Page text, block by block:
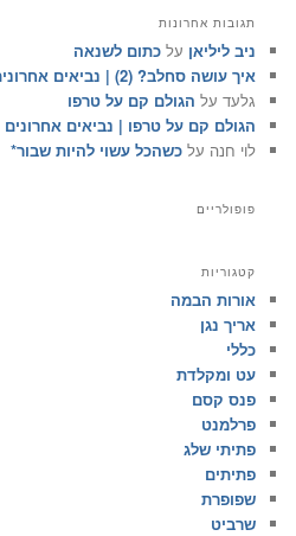
ותגובות אחרונות
ניב ליליאן עלכתום לשנאה
איך עושה סחלב? (2) | נביאים אחרונים
גלעד על הגולם קם על טרפו
הגולם קם על טרפו | נביאים אחרונים
לוי חנה עלכשהכל עשוי להיות שבור*
פופולריים
קטגוריות
אורות הבמה
אריך נגן
כללי
עט ומקלדת
פנס קסם
פרלמנט
פתיתי שלג
פתיתים
שפופרת
שרביט